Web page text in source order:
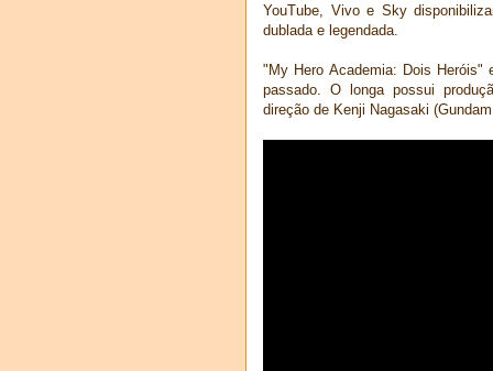
YouTube, Vivo e Sky
dublada e legendada.
"My Hero Academia: Dois Heróis"
passado. O longa possui
direção de Kenji Nagasaki